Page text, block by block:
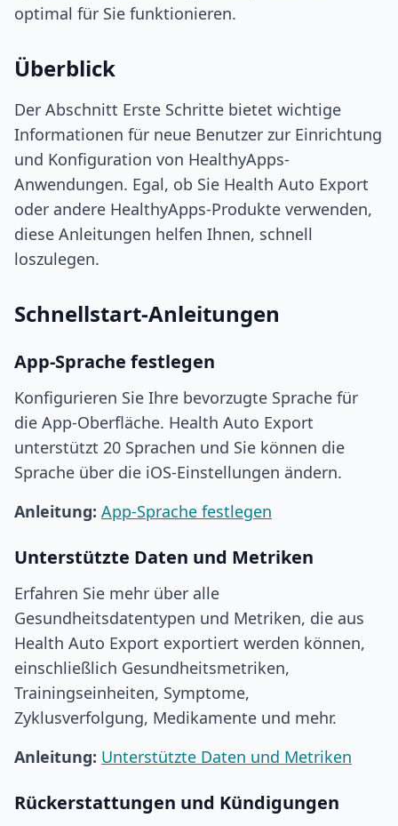
optimal für Sie funktionieren.
Überblick
Der Abschnitt Erste Schritte bietet wichtige
Informationen für neue Benutzer zur Einrichtung
und Konfiguration von HealthyApps-
Anwendungen. Egal, ob Sie Health Auto Export
oder andere HealthyApps-Produkte verwenden,
diese Anleitungen helfen Ihnen, schnell
loszulegen.
Schnellstart-Anleitungen
App-Sprache festlegen
Konfigurieren Sie Ihre bevorzugte Sprache für
die App-Oberfläche. Health Auto Export
unterstützt 20 Sprachen und Sie können die
Sprache über die iOS-Einstellungen ändern.
Anleitung: App-Sprache festlegen
Unterstützte Daten und Metriken
Erfahren Sie mehr über alle
Gesundheitsdatentypen und Metriken, die aus
Health Auto Export exportiert werden können,
einschließlich Gesundheitsmetriken,
Trainingseinheiten, Symptome,
Zyklusverfolgung, Medikamente und mehr.
Anleitung: Unterstützte Daten und Metriken
Rückerstattungen und Kündigungen